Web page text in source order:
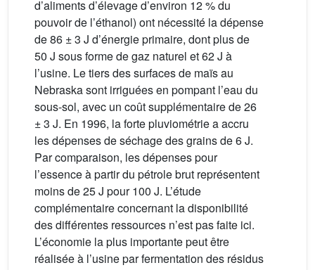
d’aliments d’élevage d’environ 12 % du
pouvoir de l’éthanol) ont nécessité la dépense
de 86 ± 3 J d’énergie primaire, dont plus de
50 J sous forme de gaz naturel et 62 J à
l’usine. Le tiers des surfaces de maïs au
Nebraska sont irriguées en pompant l’eau du
sous-sol, avec un coût supplémentaire de 26
± 3 J. En 1996, la forte pluviométrie a accru
les dépenses de séchage des grains de 6 J.
Par comparaison, les dépenses pour
l’essence à partir du pétrole brut représentent
moins de 25 J pour 100 J. L’étude
complémentaire concernant la disponibilité
des différentes ressources n’est pas faite ici.
L’économie la plus importante peut être
réalisée à l’usine par fermentation des résidus